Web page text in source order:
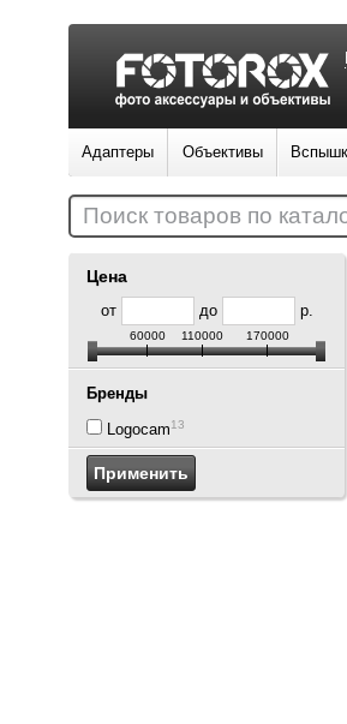
Цена
от до р.
60000 110000 170000
Бренды
Logocam13
Адаптеры Объективы
Поиск товаров по